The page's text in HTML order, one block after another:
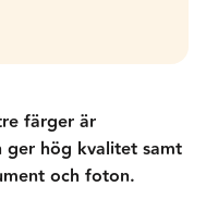
färger är
ger hög kvalitet samt
och foton.